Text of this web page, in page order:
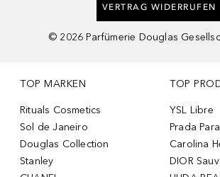
VERTRAG WIDERRUFEN
© 2026 Parfümerie Douglas
TOP MARKEN
Rituals Cosmetics
Sol de Janeiro
Douglas Collection
Stanley
TOP
YSL Libre
Prada
Carolina
DIOR